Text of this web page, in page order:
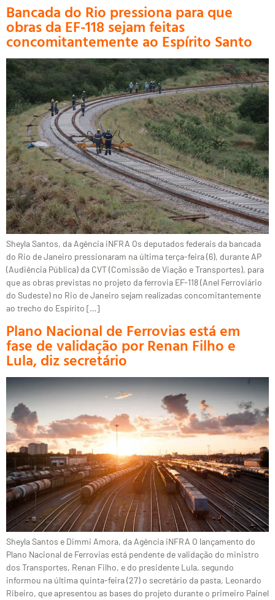
Bancada do Rio pressiona para que
obras da EF-118 sejam feitas
concomitantemente ao Espírito Santo
Sheyla Santos, da Agência iNFRA Os deputados federais da bancada
do Rio de Janeiro pressionaram na última terça-feira (6), durante AP
(Audiência Pública) da CVT (Comissão de Viação e Transportes), para
que as obras previstas no projeto da ferrovia EF-118 (Anel Ferroviário
do Sudeste) no Rio de Janeiro sejam realizadas concomitantemente
ao trecho do Espírito […]
Plano Nacional de Ferrovias está em
fase de validação por Renan Filho e
Lula, diz secretário
Sheyla Santos e Dimmi Amora, da Agência iNFRA O lançamento do
Plano Nacional de Ferrovias está pendente de validação do ministro
dos Transportes, Renan Filho, e do presidente Lula, segundo
informou na última quinta-feira (27) o secretário da pasta, Leonardo
Ribeiro, que apresentou as bases do projeto durante o primeiro Painel